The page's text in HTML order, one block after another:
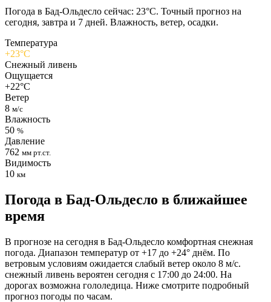
Погода в Бад-Ольдесло сейчас: 23°C. Точный прогноз на
сегодня, завтра и 7 дней. Влажность, ветер, осадки.
Температура
+23°C
Снежный ливень
Ощущается
+22°C
Ветер
8 м/с
Влажность
50 %
Давление
762 мм рт.ст.
Видимость
10 км
Погода в Бад-Ольдесло в ближайшее
время
В прогнозе на сегодня в Бад-Ольдесло комфортная снежная
погода. Диапазон температур от +17 до +24° днём. По
ветровым условиям ожидается слабый ветер около 8 м/с.
снежный ливень вероятен сегодня с 17:00 до 24:00. На
дорогах возможна гололедица. Ниже смотрите подробный
прогноз погоды по часам.